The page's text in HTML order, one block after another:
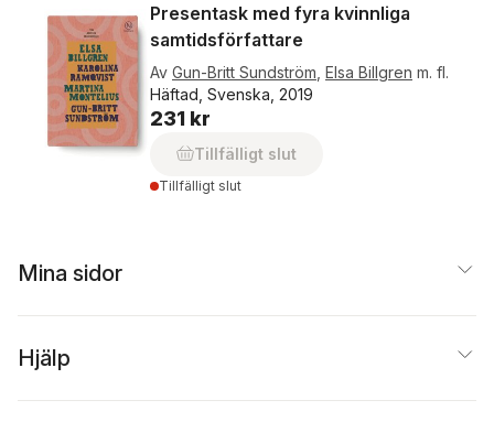
Presentask med fyra kvinnliga
samtidsförfattare
Av Gun-Britt Sundström Elsa Billgren m. fl.
Häftad, Svenska, 2019
231 kr
Tillfälligt slut
Tillfälligt slut
Mina sidor
Hjälp